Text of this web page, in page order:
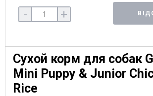
- +
Сухой корм для собак
Mini Puppy & Junior
Rice